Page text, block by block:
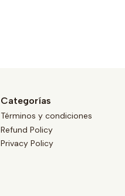
Categorías
Términos y condiciones
Refund Policy
Privacy Policy